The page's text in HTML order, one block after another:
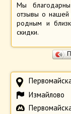
Мы
отзывы о нашей
родным и
скидки.
Измайлово